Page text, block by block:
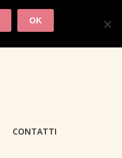
CONTATTI
OK